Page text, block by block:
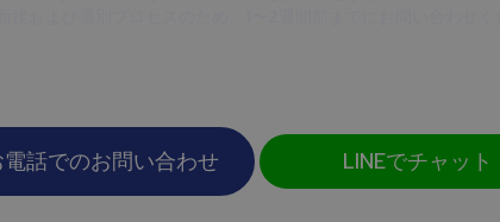
話でのお問い合わせ LINEでチャット